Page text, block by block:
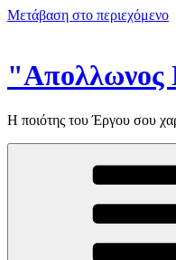
Μετάβαση στο περιεχόμενο
"Απολλωνος
Η ποιότης του Έργου σου